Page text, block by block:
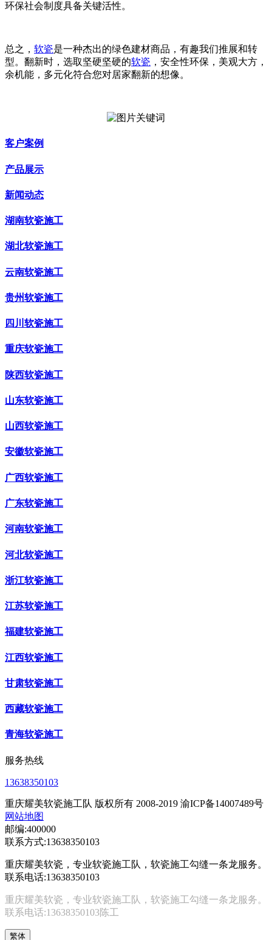
环保社会制度具备关键活性。
总之， 软瓷是一种杰出的绿色建材商品，有趣我们推展和转
型。翻新时，选取坚硬坚硬的软瓷 ，安全性环保，美观大方，
余机能，多元化符合您对居家翻新的想像。
客户案例
产品展示
新闻动态
湖南软瓷施工
湖北软瓷施工
云南软瓷施工
贵州软瓷施工
四川软瓷施工
重庆软瓷施工
陕西软瓷施工
山东软瓷施工
山西软瓷施工
安徽软瓷施工
广西软瓷施工
广东软瓷施工
河南软瓷施工
河北软瓷施工
浙江软瓷施工
江苏软瓷施工
福建软瓷施工
江西软瓷施工
甘肃软瓷施工
西藏软瓷施工
青海软瓷施工
服务热线
13638350103
重庆耀美软瓷施工队 版权所有 2008-2019 渝ICP备14007489号
网站地图
邮编:400000
联系方式:13638350103
重庆耀美软瓷，专业软瓷施工队，软瓷施工勾缝一条龙服务。
联系电话:13638350103
重庆耀美软瓷，专业软瓷施工队，软瓷施工勾缝一条龙服务。
联系电话:13638350103陈工
繁体